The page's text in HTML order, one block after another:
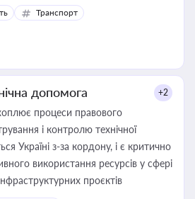
Транспорт
допомога +2
процеси правового
і контролю технічної
Україні з-за кордону, і є критично
використання ресурсів у сфері
проєктів